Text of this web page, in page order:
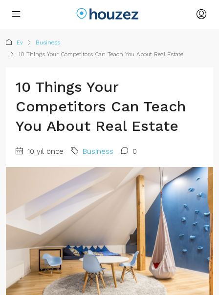
Ev
Business
10 Things Your Competitors Can Teach You About Real Estate
10 Things Your
Competitors Can Teach
You About Real Estate
10 yıl önce Business 0